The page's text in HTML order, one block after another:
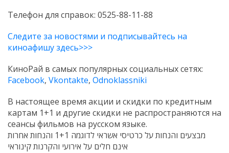
Телефон для справок: 0525-88-11-88
Следите за новостями и подписывайтесь на
киноафишу здесь>>>
КиноРай в самых популярных социальных сетях:
Facebook, Vkontakte, Odnoklassniki
В настоящее время акции и скидки по кредитным
картам 1+1 и другие скидки не распространяются на
сеансы фильмов на русском языке.
מבצעים והנחות על כרטיסי אשראי לדוגמה 1+1 והנחות אחרות
אינם חלים על אירועי והקרנות קינוראי